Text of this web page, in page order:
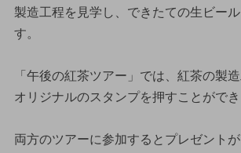
製造工程を見学し、できたての生ビー
す。
「午後の紅茶ツアー」では、紅茶の製
オリジナルのスタンプを押すことができ
両方のツアーに参加するとプレゼント